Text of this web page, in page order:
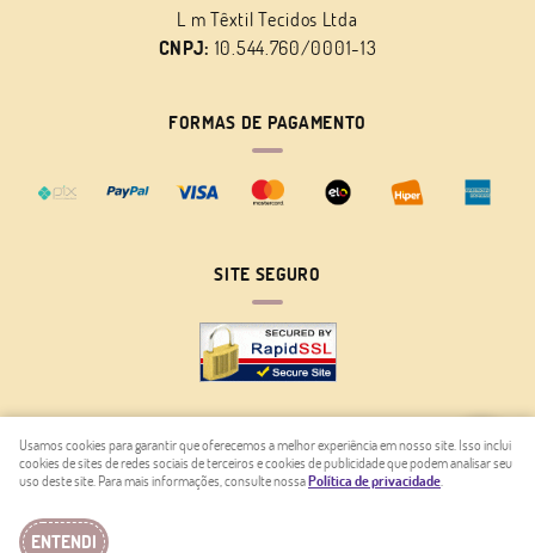
L m Têxtil Tecidos Ltda
CNPJ: 10.544.760/0001-13
FORMAS DE PAGAMENTO
SITE SEGURO
LOJA VIRTUAL CRIADA POR
Usamos cookies para garantir que oferecemos a melhor experiência em nosso site. Isso inclui
cookies de sites de redes sociais de terceiros e cookies de publicidade que podem analisar seu
uso deste site. Para mais informações, consulte nossaPolítica de privacidade.
ENTENDI